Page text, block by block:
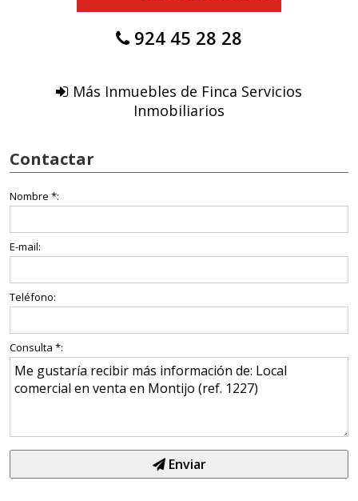
924 45 28 28
Más Inmuebles de Finca Servicios
Inmobiliarios
Contactar
Nombre *:
E-mail:
Teléfono:
Consulta *:
Enviar